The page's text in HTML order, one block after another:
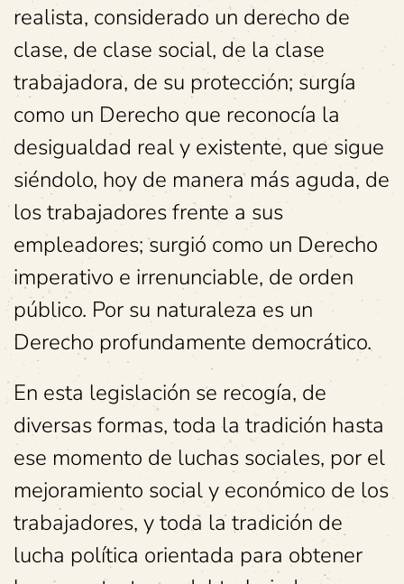
realista, considerado un derecho de
clase, de clase social, de la clase
trabajadora, de su protección; surgía
como un Derecho que reconocía la
desigualdad real y existente, que sigue
siéndolo, hoy de manera más aguda, de
los trabajadores frente a sus
empleadores; surgió como un Derecho
imperativo e irrenunciable, de orden
público. Por su naturaleza es un
Derecho profundamente democrático.
En esta legislación se recogía, de
diversas formas, toda la tradición hasta
ese momento de luchas sociales, por el
mejoramiento social y económico de los
trabajadores, y toda la tradición de
lucha política orientada para obtener